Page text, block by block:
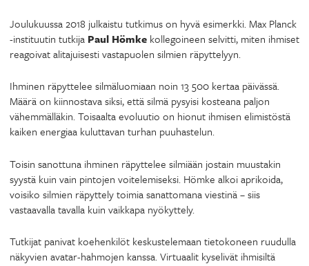
Joulukuussa 2018 julkaistu tutkimus on hyvä esimerkki. Max Planck
-instituutin tutkija Paul Hömke kollegoineen selvitti, miten ihmiset
reagoivat alitajuisesti vastapuolen silmien räpyttelyyn.
Ihminen räpyttelee silmäluomiaan noin 13 500 kertaa päivässä.
Määrä on kiinnostava siksi, että silmä pysyisi kosteana paljon
vähemmälläkin. Toisaalta evoluutio on hionut ihmisen elimistöstä
kaiken energiaa kuluttavan turhan puuhastelun.
Toisin sanottuna ihminen räpyttelee silmiään jostain muustakin
syystä kuin vain pintojen voitelemiseksi. Hömke alkoi aprikoida,
voisiko silmien räpyttely toimia sanattomana viestinä – siis
vastaavalla tavalla kuin vaikkapa nyökyttely.
Tutkijat panivat koehenkilöt keskustelemaan tietokoneen ruudulla
näkyvien avatar-hahmojen kanssa. Virtuaalit kyselivät ihmisiltä